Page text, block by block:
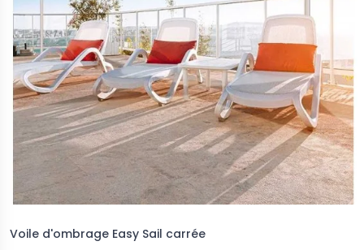
Voile d'ombrage Easy Sail carrée